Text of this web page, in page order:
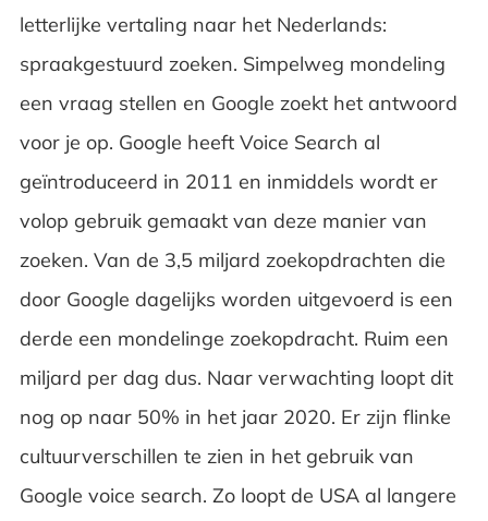
letterlijke vertaling naar het Nederlands:
spraakgestuurd zoeken. Simpelweg mondeling
een vraag stellen en Google zoekt het antwoord
voor je op. Google heeft Voice Search al
geïntroduceerd in 2011 en inmiddels wordt er
volop gebruik gemaakt van deze manier van
zoeken. Van de 3,5 miljard zoekopdrachten die
door Google dagelijks worden uitgevoerd is een
derde een mondelinge zoekopdracht. Ruim een
miljard per dag dus. Naar verwachting loopt dit
nog op naar 50% in het jaar 2020. Er zijn flinke
cultuurverschillen te zien in het gebruik van
Google voice search. Zo loopt de USA al langere